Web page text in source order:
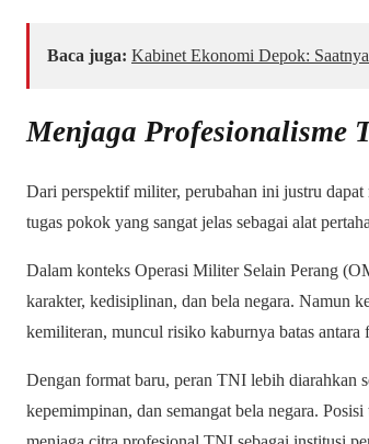
Baca juga: Kabinet Ekonomi Depok:
Menjaga Profesionalisme
Dari perspektif militer, perubahan ini justru
tugas pokok yang sangat jelas sebagai alat
Dalam konteks Operasi Militer Selain Perang
karakter, kedisiplinan, dan bela negara. Namun
kemiliteran, muncul risiko kaburnya batas antara
Dengan format baru, peran TNI lebih diarahkan
kepemimpinan, dan semangat bela negara.